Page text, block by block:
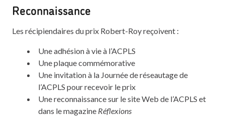
Reconnaissance
Les récipiendaires du prix Robert-Roy reçoivent :
Une adhésion à vie à l’ACPLS
Une plaque commémorative
Une invitation à la Journée de réseautage de
l’ACPLS pour recevoir le prix
Une reconnaissance sur le site Web de l’ACPLS et
dans le magazine Réflexions